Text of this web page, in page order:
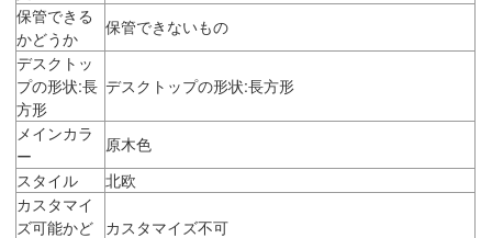
保管できる
かどうか
保管できないもの
デスクトッ
プの形状:長
方形
デスクトップの形状:長方形
メインカラ
ー
原木色
スタイル
北欧
カスタマイ
ズ可能かど カスタマイズ不可